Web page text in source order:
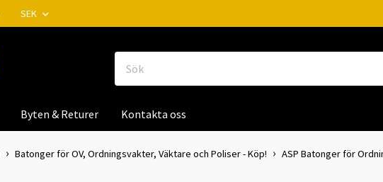
SEK
Byten & Returer Kontakta oss
Batonger för OV, Ordningsvakter, Väktare och Poliser - Köp! ASP Batonger för